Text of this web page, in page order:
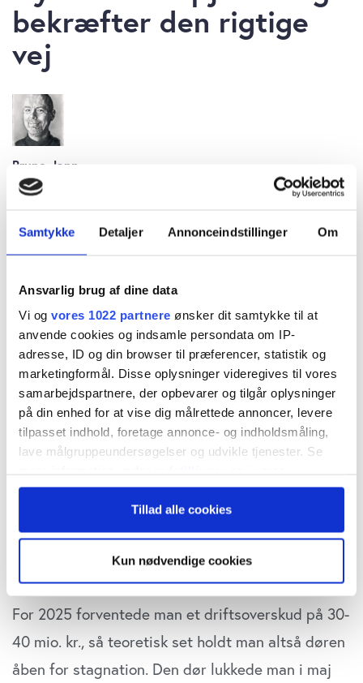
Samtykke Detaljer Annonceindstillinger Om
Ansvarlig brug af dine data
Vi og vores 1022 partnere ønsker dit samtykke til at
anvende cookies og indsamle persondata om IP-
adresse, ID og din browser til præferencer, statistik og
marketingformål. Disse oplysninger videregives til vores
samarbejdspartnere, der opbevarer og tilgår oplysninger
på din enhed for at vise dig målrettede annoncer, levere
tilpasset indhold, foretage annonce- og indholdsmåling,
lave målgruppeundersøgelser og udvikle tjenester. Se
persondatapolitik. Du kan altid trække dit samtykke
tilbage eller ændre indstillinger fra vores
"Cookiedeklaration", eller ved at trykke på "Privacy
Hvis du tillader det, vil vi også gerne:
Indsamle præcise oplysninger om din placering,
Identificere din enhed baseret på en scanning af
dens unikke karakteristika (fingerprinting)
Tillad alle cookies
Kun nødvendige cookies
bekræfter den rigtige
vej
Bruno Japp
torsdag 19. juni 2025 kl. 11:40
over tre år siden, og siden er det gået ned ad
bakke. Men nu ser nedturen ud til at være
afsluttet, og måske kan aktionærerne begynde
at kigge opad.
Gyldendal har været gennem nogle år med tumult
på ledelsesgangen, og hvor forkerte investeringer
kostede koncernen dyrt. Men efter et katastrofalt
underskud i 2022 på 81 mio. kr. på fortsættende
aktiviteter var der driftsoverskud (EBIT) på 27,8
mio. kr. i 2023 og 30,2 mio. kr. i 2024.
For 2025 forventede man et driftsoverskud på 30-
40 mio. kr., så teoretisk set holdt man altså døren
åben for stagnation. Den dør lukkede man i maj